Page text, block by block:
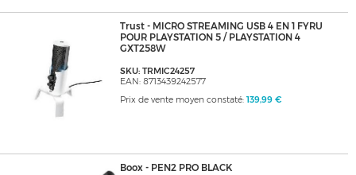
Trust - MICRO STREAMING USB 4 EN 1 FYRU
POUR PLAYSTATION 5 / PLAYSTATION 4
GXT258W
SKU: TRMIC24257
EAN: 8713439242577
Prix de vente moyen constaté: 139,99 €
Boox - PEN2 PRO BLACK